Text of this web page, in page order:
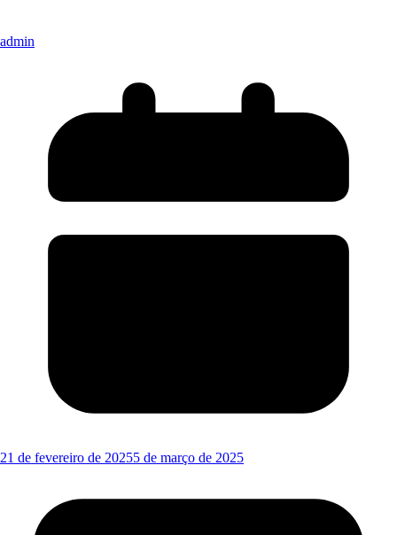
admin
21 de fevereiro de 20255 de março de 2025